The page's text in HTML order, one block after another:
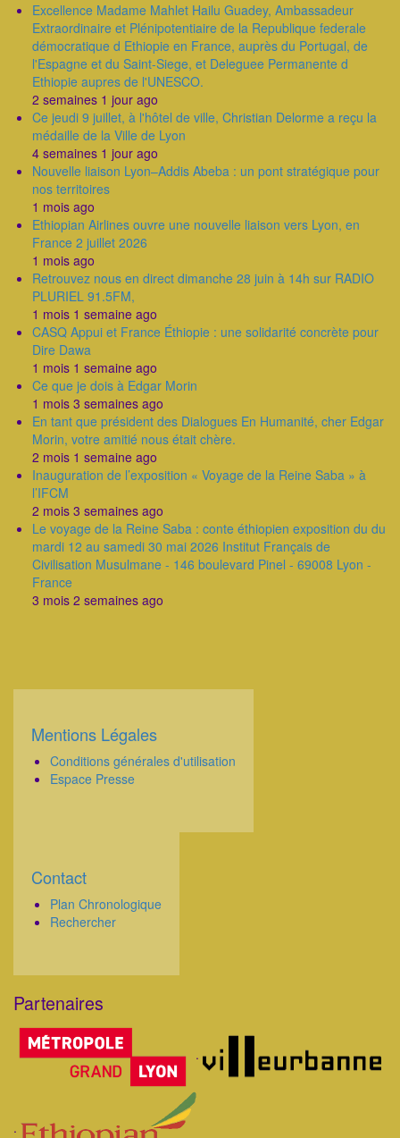
Excellence Madame Mahlet Hailu Guadey, Ambassadeur
Extraordinaire et Plénipotentiaire de la Republique federale
démocratique d Ethiopie en France, auprès du Portugal, de
l'Espagne et du Saint-Siege, et Deleguee Permanente d
Ethiopie aupres de l'UNESCO.
2 semaines 1 jour ago
Ce jeudi 9 juillet, à l'hôtel de ville, Christian Delorme a reçu la
médaille de la Ville de Lyon
4 semaines 1 jour ago
Nouvelle liaison Lyon–Addis Abeba : un pont stratégique pour
nos territoires
1 mois ago
Ethiopian Airlines ouvre une nouvelle liaison vers Lyon, en
France 2 juillet 2026
1 mois ago
Retrouvez nous en direct dimanche 28 juin à 14h sur RADIO
PLURIEL 91.5FM,
1 mois 1 semaine ago
CASQ Appui et France Éthiopie : une solidarité concrète pour
Dire Dawa
1 mois 1 semaine ago
Ce que je dois à Edgar Morin
1 mois 3 semaines ago
En tant que président des Dialogues En Humanité, cher Edgar
Morin, votre amitié nous était chère.
2 mois 1 semaine ago
Inauguration de l’exposition « Voyage de la Reine Saba » à
l’IFCM
2 mois 3 semaines ago
Le voyage de la Reine Saba : conte éthiopien exposition du du
mardi 12 au samedi 30 mai 2026 Institut Français de
Civilisation Musulmane - 146 boulevard Pinel - 69008 Lyon -
France
3 mois 2 semaines ago
Corps
Mentions Légales
Conditions générales d'utilisation
Espace Presse
Corps
Contact
Plan Chronologique
Rechercher
Partenaires
Corps
.
.